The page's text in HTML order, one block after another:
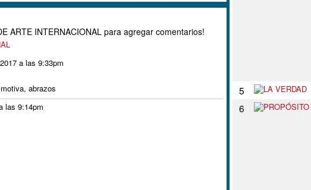
ARTE INTERNACIONAL para agregar comentarios!
a las 9:33pm
abrazos
las 9:14pm
5
6